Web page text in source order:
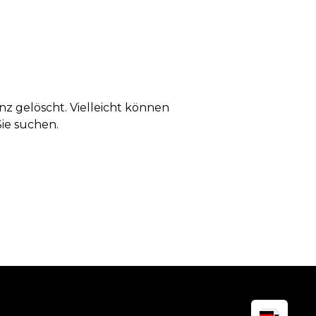
gelöscht. Vielleicht können
suchen.